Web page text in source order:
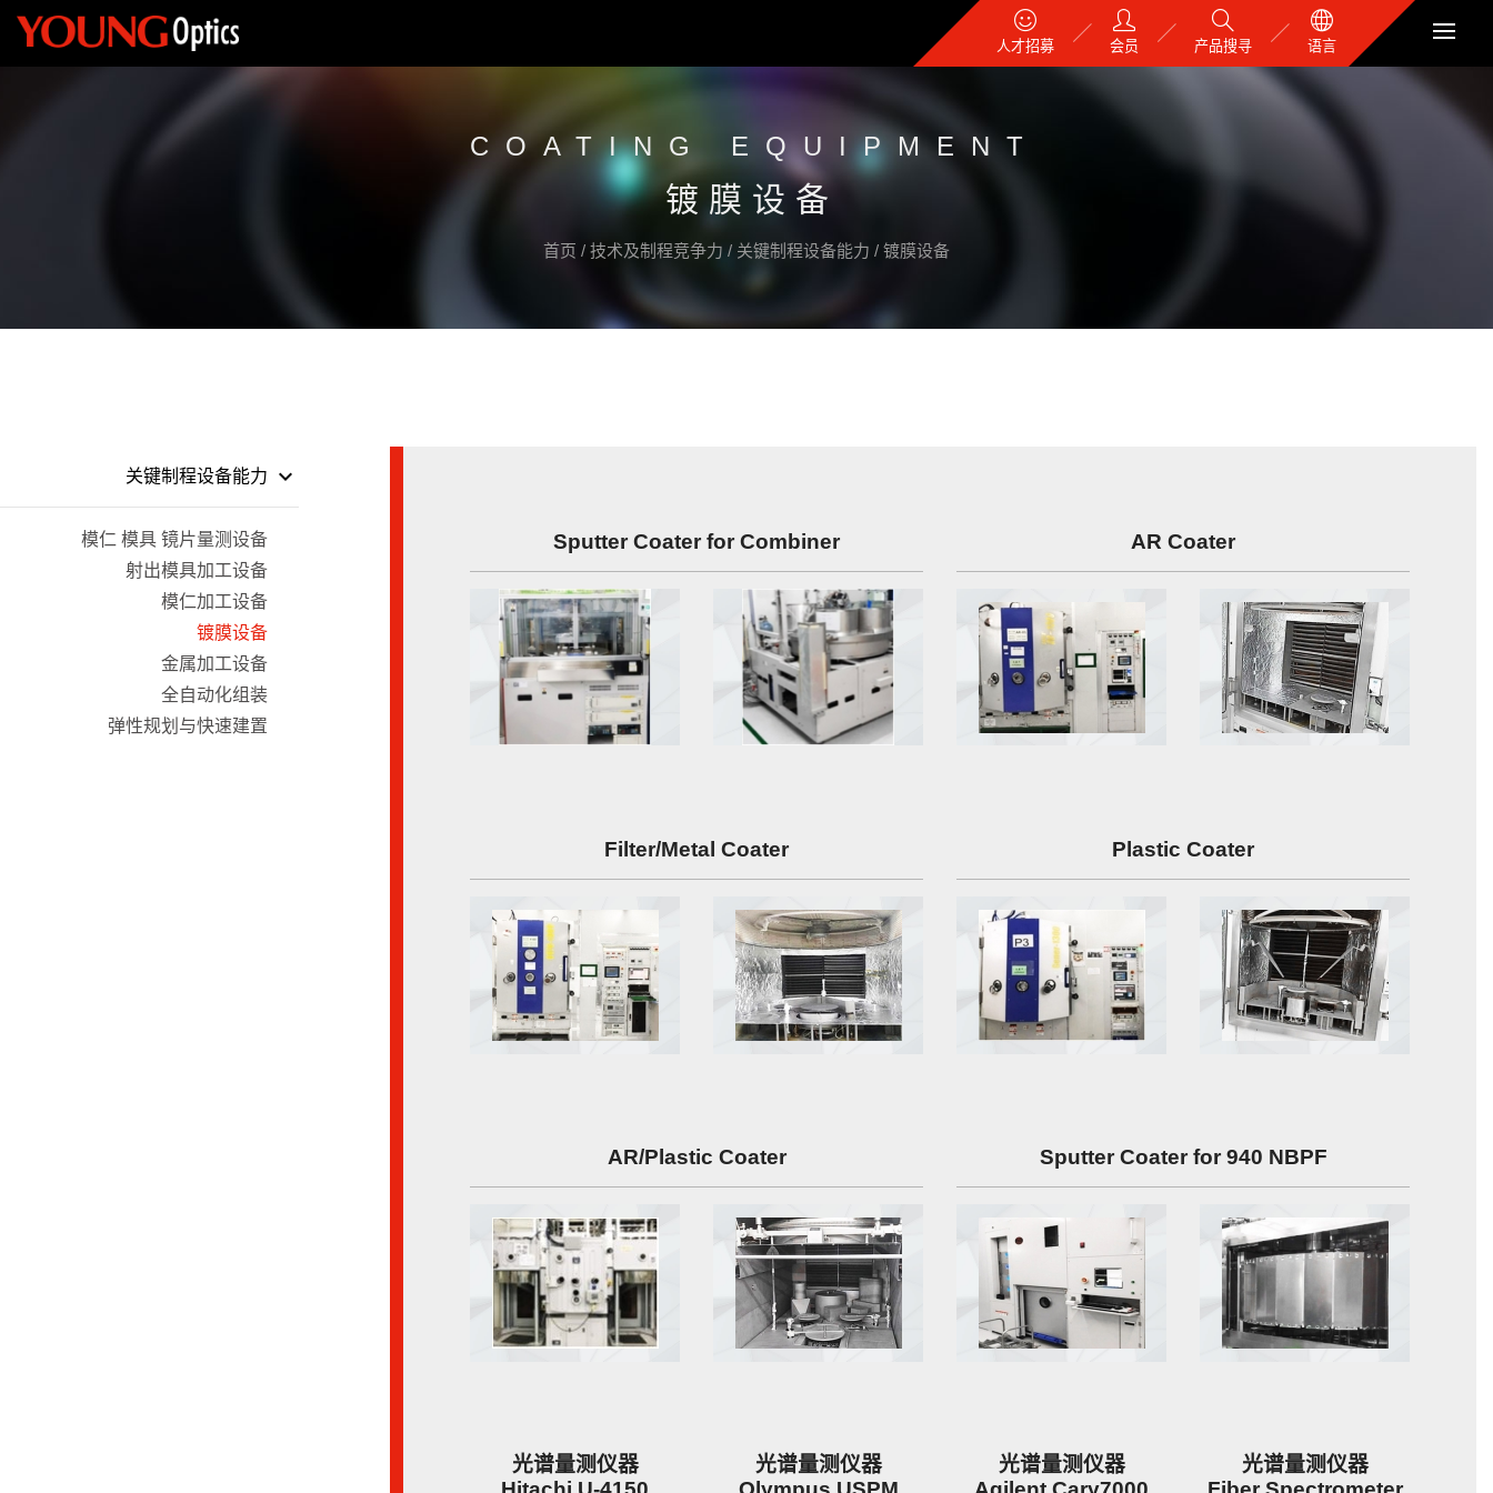
人才招募 会员 产品搜寻 语言
COATING EQUIPMENT
镀膜设备
首页 / 技术及制程竞争力 / 关键制程设备能力 / 镀膜设备
关键制程设备能力 keyboard_arrow_down
模仁 模具 镜片量测设备
射出模具加工设备
模仁加工设备
镀膜设备
金属加工设备
全自动化组装
弹性规划与快速建置
Sputter Coater for Combiner AR Coater
Filter/Metal Coater Plastic Coater
AR/Plastic Coater Sputter Coater for 940 NBPF
光谱量测仪器
光谱量测仪器
光谱量测仪器
光谱量测仪器